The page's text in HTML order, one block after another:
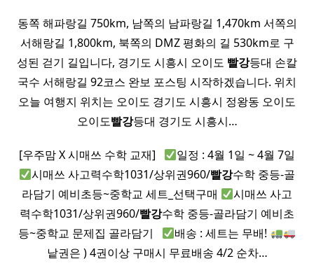
동쪽 해파랑길 750km, 남쪽의 남파랑길 1,470km 서쪽의
서해랑길 1,800km, 북쪽의 DMZ 평화의 길 530km로 구
성된 걷기 길입니다, 경기도 시흥시 오이도 빨강등대 손칼
국수 서해랑길 92코스 완보 포스팅 시작하겠습니다. 위치
오늘 여행지 위치는 오이도 경기도 시흥시 정왕동 오이도
오이도빨강등대 경기도 시흥시…
[우주맘 X 시매쓰 수학 교재] ​ ​
일정 : 4월 1일 ~ 4월 7일
시매쓰 사고력수학1031/상위권960/빨강수학 중등-골
라담기 예비초등~중학교 세트_선택구매
시매쓰 사고
력수학1031/상위권960/빨강수학 중등-골라담기 예비초
등~중학교 문제집 골라담기 ​ ​
배송 : 세트는 무배!
낱권은 ) 4권이상 구매시 무료배송 4/2 순차…